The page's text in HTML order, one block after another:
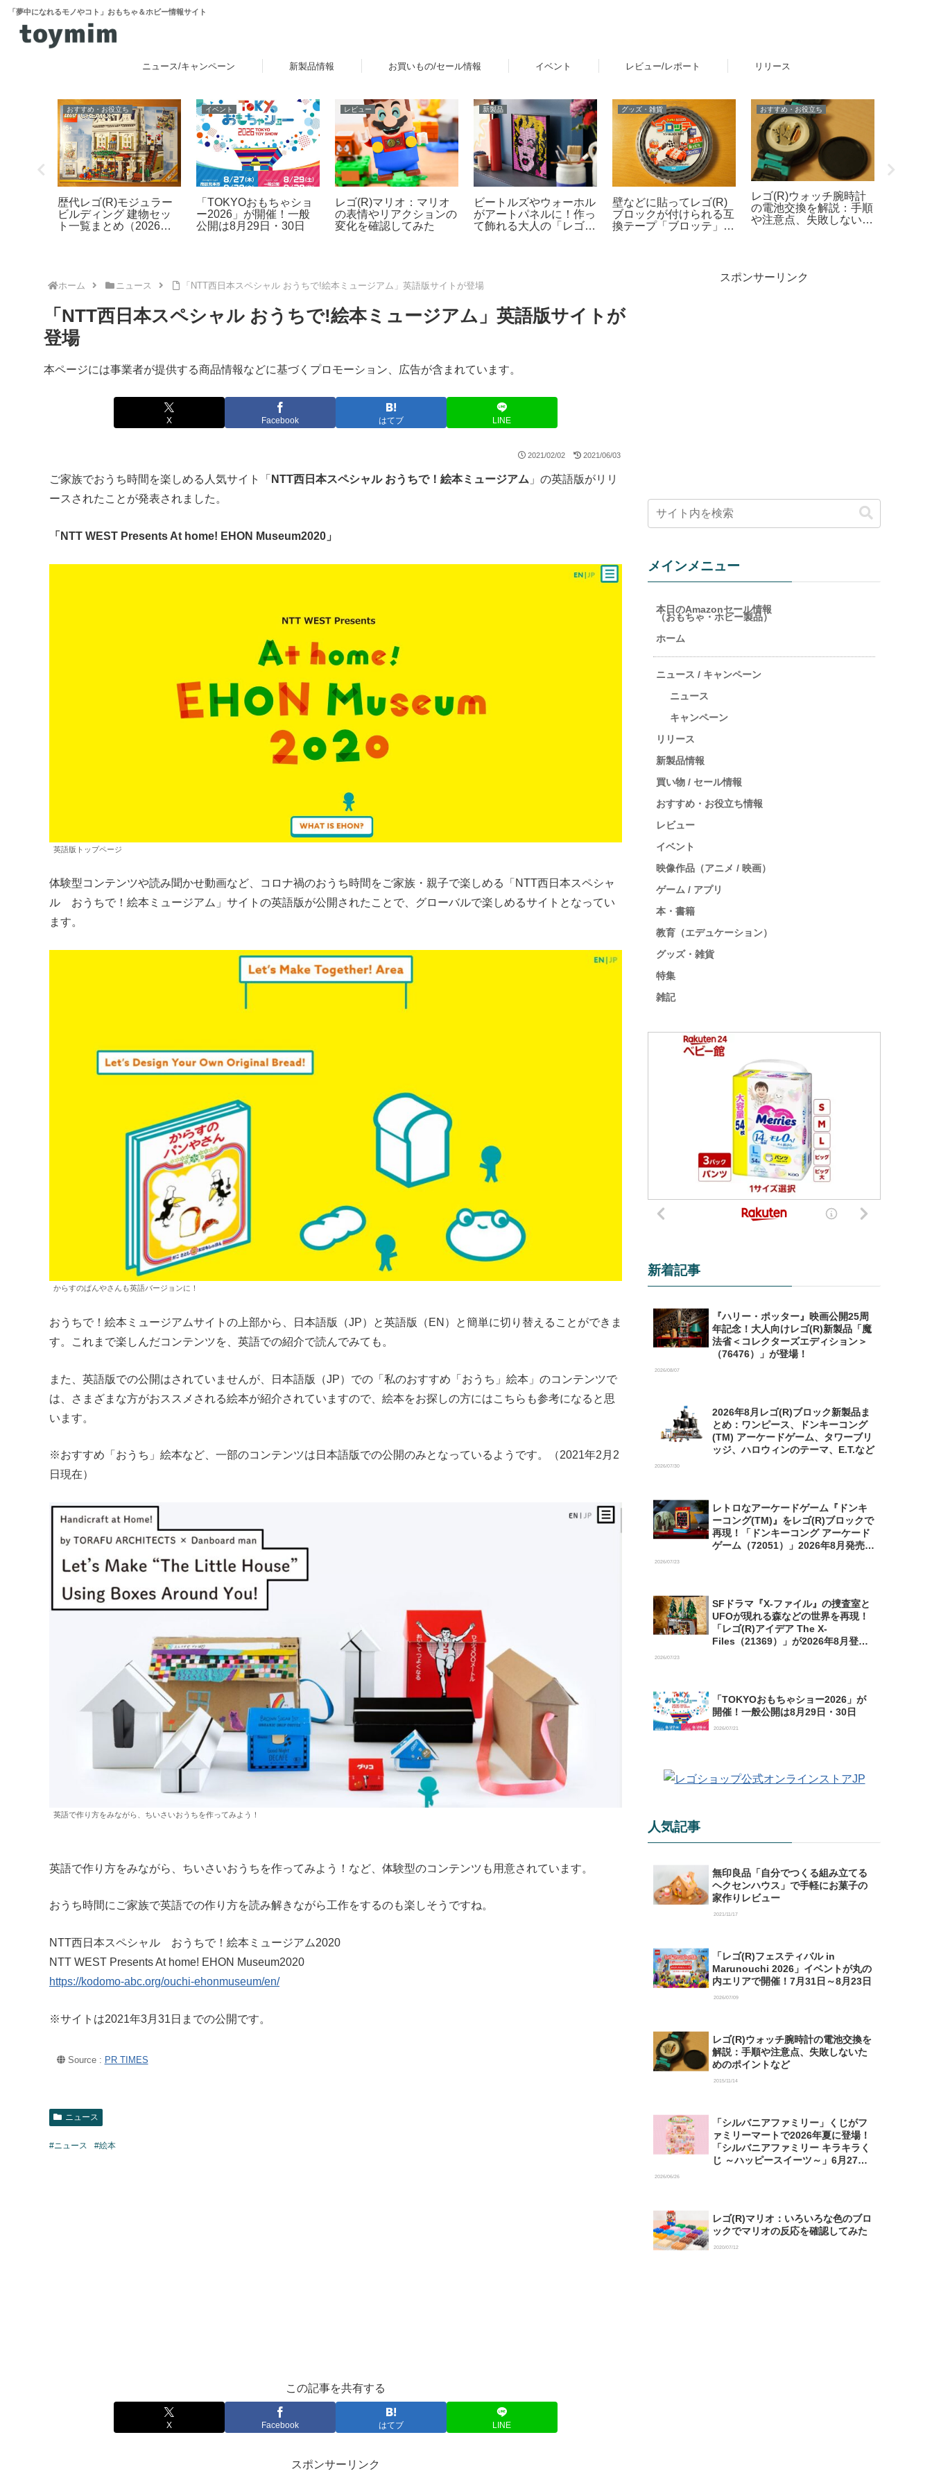
「夢中になれるモノやコト」おもちゃ＆ホビー情報サイト
ニュース/キャンペーン 新製品情報 お買いもの/セール情報 イベント レビュー/レポート リリース
おすすめ・お役立ち
歴代レゴ(R)モジュラー
ビルディング 建物セッ
ト一覧まとめ（2026年
イベント
「TOKYOおもちゃショ
ー2026」が開催！一般
公開は8月29日・30日
レビュー
レゴ(R)マリオ：マリオ
の表情やリアクションの
変化を確認してみた
新製品
ビートルズやウォーホル
がアートパネルに！作っ
て飾れる大人の「レゴ
グッズ・雑貨
壁などに貼ってレゴ(R)
ブロックが付けられる互
換テープ「ブロッテ」レ
おすすめ・お役立ち
レゴ(R)ウォッチ腕時計
の電池交換を解説：手順
や注意点、失敗しないた
ホーム ニュース 「NTT西日本スペシャル おうちで!絵本ミュージアム」英語版サイトが登場
「NTT西日本スペシャル おうちで!絵本ミュージアム」英語版サイトが
登場
本ページには事業者が提供する商品情報などに基づくプロモーション、広告が含まれています。
X Facebook はてブ LINE
2021/02/02 2021/06/03
ご家族でおうち時間を楽しめる人気サイト「 NTT西日本スペシャル おうちで！絵本ミュージアム 」の英語版がリリ
ースされたことが発表されました。
「NTT WEST Presents At home! EHON Museum2020」
英語版トップページ
体験型コンテンツや読み聞かせ動画など、コロナ禍のおうち時間をご家族・親子で楽しめる「NTT西日本スペシャ
ル おうちで！絵本ミュージアム」サイトの英語版が公開されたことで、グローバルで楽しめるサイトとなってい
ます。
からすのぱんやさんも英語バージョンに！
おうちで！絵本ミュージアムサイトの上部から、日本語版（JP）と英語版（EN）と簡単に切り替えることができま
す。これまで楽しんだコンテンツを、英語での紹介で読んでみても。
また、英語版での公開はされていませんが、日本語版（JP）での「私のおすすめ「おうち」絵本」のコンテンツで
は、さまざまな方がおススメされる絵本が紹介されていますので、絵本をお探しの方にはこちらも参考になると思
います。
※おすすめ「おうち」絵本など、一部のコンテンツは日本語版での公開のみとなっているようです。（2021年2月2
日現在）
英語で作り方をみながら、ちいさいおうちを作ってみよう！
英語で作り方をみながら、ちいさいおうちを作ってみよう！など、体験型のコンテンツも用意されています。
おうち時間にご家族で英語での作り方を読み解きながら工作をするのも楽しそうですね。
NTT西日本スペシャル おうちで！絵本ミュージアム2020
NTT WEST Presents At home! EHON Museum2020
https://kodomo-abc.org/ouchi-ehonmuseum/en/
※サイトは2021年3月31日までの公開です。
Source : PR TIMES
ニュース
#ニュース #絵本
この記事を共有する
X Facebook はてブ LINE
スポンサーリンク
スポンサーリンク
メインメニュー
本日のAmazonセール情報
（おもちゃ・ホビー製品）
ホーム
ニュース / キャンペーン
ニュース
キャンペーン
リリース
新製品情報
買い物 / セール情報
おすすめ・お役立ち情報
レビュー
イベント
映像作品（アニメ / 映画）
ゲーム / アプリ
本・書籍
教育（エデュケーション）
グッズ・雑貨
特集
雑記
新着記事
『ハリー・ポッター』映画公開25周
年記念！大人向けレゴ(R)新製品「魔
法省＜コレクターズエディション＞
（76476）」が登場！
2026/08/07
2026年8月レゴ(R)ブロック新製品ま
とめ：ワンピース、ドンキーコング
(TM) アーケードゲーム、タワーブリ
ッジ、ハロウィンのテーマ、E.T.など
2026/07/30
レトロなアーケードゲーム『ドンキ
ーコング(TM)』をレゴ(R)ブロックで
再現！「ドンキーコング アーケード
ゲーム（72051）」2026年8月発売
2026/07/23
SFドラマ『X-ファイル』の捜査室と
UFOが現れる森などの世界を再現！
「レゴ(R)アイデア The X-
Files（21369）」が2026年8月登場
2026/07/23
「TOKYOおもちゃショー2026」が
開催！一般公開は8月29日・30日
2026/07/21
人気記事
無印良品「自分でつくる組み立てる
ヘクセンハウス」で手軽にお菓子の
家作りレビュー
2021/11/17
「レゴ(R)フェスティバル in
Marunouchi 2026」イベントが丸の
内エリアで開催！7月31日～8月23日
2026/07/09
レゴ(R)ウォッチ腕時計の電池交換を
解説：手順や注意点、失敗しないた
めのポイントなど
2015/11/14
「シルバニアファミリー」くじがフ
ァミリーマートで2026年夏に登場！
「シルバニアファミリー キラキラく
じ ～ハッピースイーツ～」6月27日
2026/06/26
レゴ(R)マリオ：いろいろな色のブロ
ックでマリオの反応を確認してみた
2020/07/12